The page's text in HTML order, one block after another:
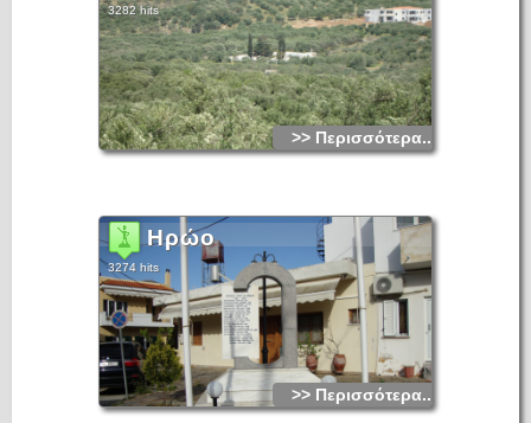
3282 hits
>> Περισσότερα...
Ηρώο
3274 hits
>> Περισσότερα...